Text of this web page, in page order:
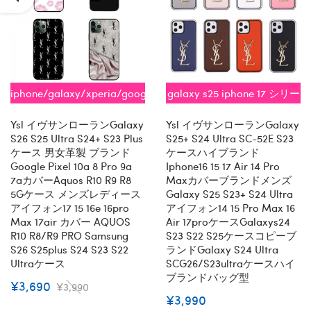
iphone/galaxy/xperia/google/aquos
Ysl イヴサンローランGalaxy
S26 S25 Ultra S24+ S23 Plus
ケース 男女革製 ブランド
Google Pixel 10a 8 Pro 9a
7aカバーaquos R10 R9 R8
5Gケース メンズレディース
アイフォン17 15 16e 16pro
Max 17air カバー AQUOS
R10 R8/R9 PRO Samsung
S26 S25plus S24 S23 S22
Ultraケース
¥3,690 ¥3,990
galaxy s25 iphone 17 シリー
Ysl イヴサンローランGalaxy
S25+ S24 Ultra SC-52E S23
ケースハイブランド
Iphone16 15 17 Air 14 Pro
Maxカバーブランドメンズ
Galaxy S25 S23+ S24 Ultra
アイフォン14 15 Pro Max 16
Air 17proケースGalaxys24
S23 S22 S25ケースコピーブ
ランドGalaxy S24 Ultra
SCG26/s23ultraケースハイ
ブランドバッグ型
¥3,990